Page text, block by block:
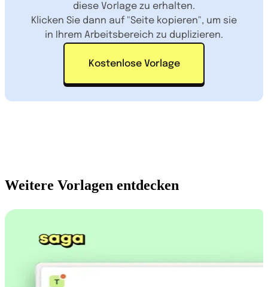
diese Vorlage zu erhalten.
Klicken Sie dann auf "Seite kopieren", um sie
in Ihrem Arbeitsbereich zu duplizieren.
Kostenlose Vorlage
Weitere Vorlagen entdecken